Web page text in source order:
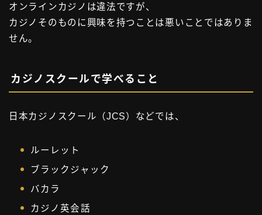
オンラインカジノは違法ですが、
カジノそのものに興味を持つことは悪いことではありま
せん。
カジノスクールで学べること
日本カジノスクール（JCS）などでは、
ルーレット
ブラックジャック
バカラ
カジノ英会話